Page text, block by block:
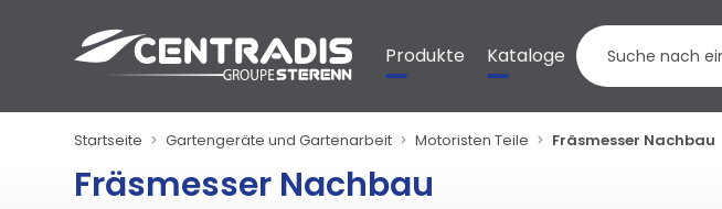
Produkte Kataloge
Startseite Gartengeräte und Gartenarbeit Motoristen Teile Fräsmesser Nachbau
Fräsmesser Nachbau